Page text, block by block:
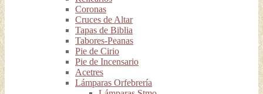
Coronas
Cruces de Altar
Tapas de Biblia
Tabores-Peanas
Pie de Cirio
Pie de Incensario
Acetres
Lámparas Orfebrería